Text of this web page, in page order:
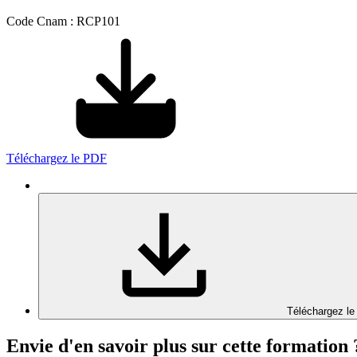
Code Cnam : RCP101
Téléchargez le PDF
Téléchargez le
Envie d'en savoir plus sur cette formation